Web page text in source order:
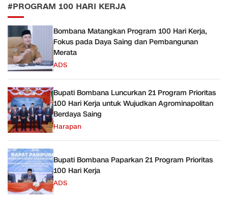
#PROGRAM 100 HARI KERJA
Bombana Matangkan Program 100 Hari Kerja,
Fokus pada Daya Saing dan Pembangunan
Merata
ADS
Bupati Bombana Luncurkan 21 Program Prioritas
100 Hari Kerja untuk Wujudkan Agrominapolitan
Berdaya Saing
Harapan
Bupati Bombana Paparkan 21 Program Prioritas
100 Hari Kerja
ADS